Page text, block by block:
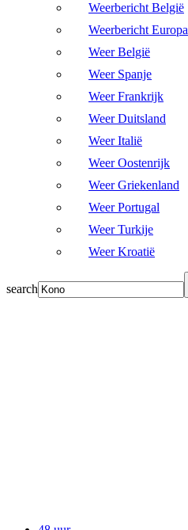
Weerbericht België
Weerbericht Europa
Weer België
Weer Spanje
Weer Frankrijk
Weer Duitsland
Weer Italië
Weer Oostenrijk
Weer Griekenland
Weer Portugal
Weer Turkije
Weer Kroatië
search